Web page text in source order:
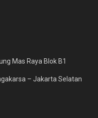
Mas Raya Blok B1
– Jakarta Selatan